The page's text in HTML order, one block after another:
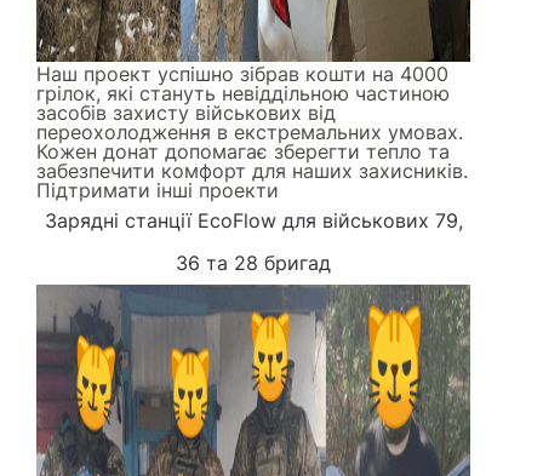
Наш проект успішно зібрав кошти на 4000
грілок, які стануть невіддільною частиною
засобів захисту військових від
переохолодження в екстремальних умовах.
Кожен донат допомагає зберегти тепло та
забезпечити комфорт для наших захисників.
Підтримати інші проекти
Зарядні станції EcoFlow для військових 79,
36 та 28 бригад